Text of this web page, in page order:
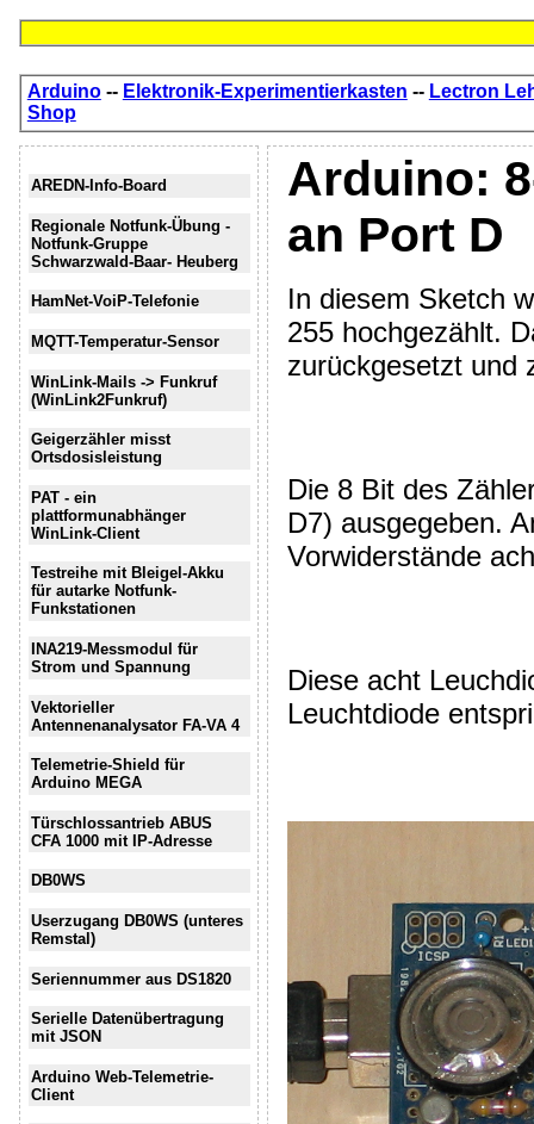
Arduino-- Elektronik-Experimentierkasten -- Lectron
Shop
AREDN-Info-Board
Regionale Notfunk-Übung -
Notfunk-Gruppe
Schwarzwald-Baar- Heuberg
HamNet-VoiP-Telefonie
MQTT-Temperatur-Sensor
WinLink-Mails -> Funkruf
(WinLink2Funkruf)
Geigerzähler misst
Ortsdosisleistung
PAT - ein
plattformunabhänger
WinLink-Client
Testreihe mit Bleigel-Akku
für autarke Notfunk-
Funkstationen
INA219-Messmodul für
Strom und Spannung
Vektorieller
Antennenanalysator FA-VA 4
Telemetrie-Shield für
Arduino MEGA
Türschlossantrieb ABUS
CFA 1000 mit IP-Adresse
DB0WS
Userzugang DB0WS (unteres
Remstal)
Seriennummer aus DS1820
Serielle Datenübertragung
mit JSON
Arduino Web-Telemetrie-
Client
Arduino:
an Port D
In diesem Sketch
255 hochgezählt.
zurückgesetzt und
Die 8 Bit des
D7) ausgegeben.
Vorwiderstände
Diese acht
Leuchtdiode